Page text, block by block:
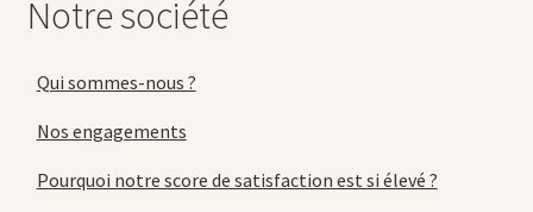
Notre société
Qui sommes-nous ?
Nos engagements
Pourquoi notre score de satisfaction est si élevé ?